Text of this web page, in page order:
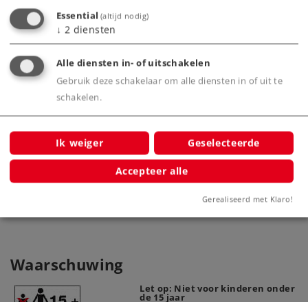
Personentreinlocomotief met
getrokken tender.
8803
Waarschuwing
Let op: Niet voor kinderen onder
de 15 jaar
Essential (altijd nodig)
↓ 2 diensten
Alle diensten in- of uitschakelen
Gebruik deze schakelaar om alle diensten in of uit te
schakelen.
Ik weiger Geselecteerde
Accepteer alle
Gerealiseerd met Klaro!